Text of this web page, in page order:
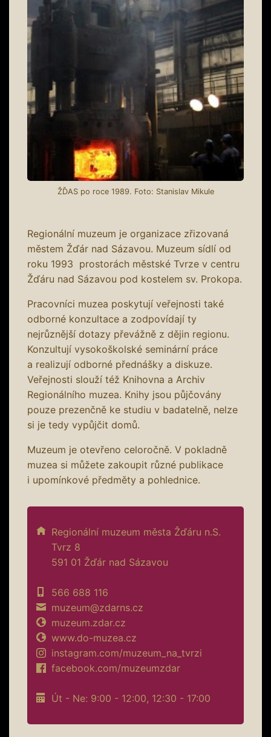
ŽĎAS po roce 1989. Foto: Stanislav Mikule
Regionální muzeum je organizace zřizovaná
městem Žďár nad Sázavou. Muzeum sídlí od
roku 1993 prostorách městské Tvrze v centru
Žďáru nad Sázavou pod kostelem sv. Prokopa.
Pracovníci muzea poskytují veřejnosti také
odborné konzultace a zodpovídají ty
nejrůznější dotazy převážně z dějin regionu.
Konzultují vysokoškolské seminární práce
a realizují odborné přednášky a diskuze.
Veřejnosti slouží též Knihovna a Archiv
Regionálního muzea. Knihy jsou půjčovány
pouze prezenčně ke studiu v badatelně, nelze
si je tedy vypůjčit domů.
Muzeum je otevřeno celoročně. V pokladně
muzea si můžete zakoupit různé publikace
i upomínkové předměty a pohlednice.
Regionální muzeum města Žďáru n.S.
Tvrz 8
591 01 Žďár nad Sázavou
566 688 116
muzeum@zdarns.cz
muzeum.zdar.cz
www.do-muzea.cz
instagram.com/muzeum_na_tvrzi
facebook.com/muzeumzdar
Út - Ne: 9:00 - 12:00, 12:30 - 17:00